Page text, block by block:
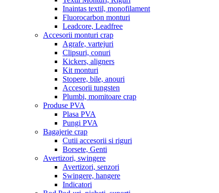
Inaintas textil, monofilament
Fluorocarbon monturi
Leadcore, Leadfree
Accesorii monturi crap
Agrafe, vartejuri
Clipsuri, conuri
Kickers, aligners
Kit monturi
Stopere, bile, anouri
Accesorii tungsten
Plumbi, momitoare crap
Produse PVA
Plasa PVA
Pungi PVA
Bagajerie crap
Cutii accesorii si riguri
Borsete, Genti
Avertizori, swingere
Avertizori, senzori
Swingere, hangere
Indicatori